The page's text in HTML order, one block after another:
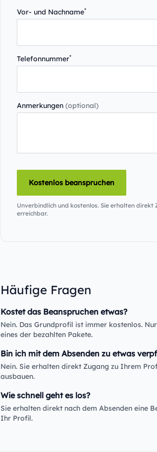
Vor- und Nachname*
Telefonnummer*
Anmerkungen (optional)
Kostenlos beanspruchen
Unverbindlich und kostenlos. Sie erhalten
erreichbar.
Häufige Fragen
Kostet das Beanspruchen etwas?
Nein. Das Grundprofil ist immer kostenlos.
eines der bezahlten Pakete.
Bin ich mit dem Absenden zu etwas
Nein. Sie erhalten direkt Zugang zu Ihrem
ausbauen.
Wie schnell geht es los?
Sie erhalten direkt nach dem Absenden eine
Ihr Profil.